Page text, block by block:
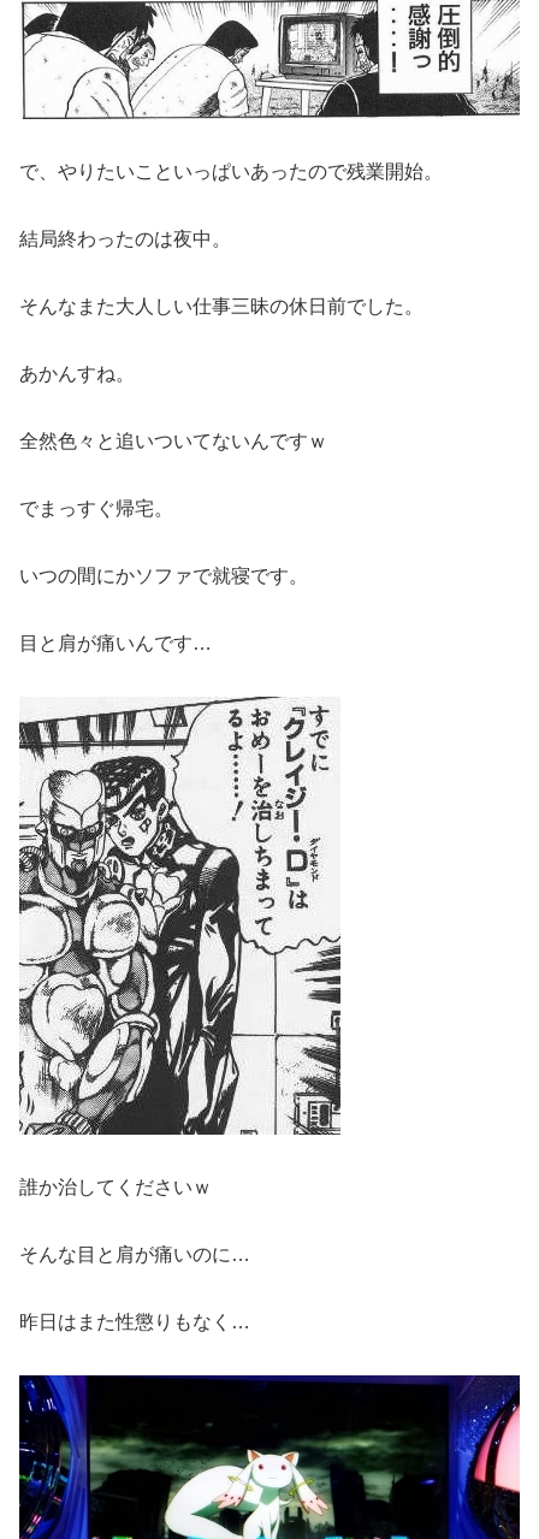
で、やりたいこといっぱいあったので残業開始。
結局終わったのは夜中。
そんなまた大人しい仕事三昧の休日前でした。
あかんすね。
全然色々と追いついてないんですｗ
でまっすぐ帰宅。
いつの間にかソファで就寝です。
目と肩が痛いんです…
誰か治してくださいｗ
そんな目と肩が痛いのに…
昨日はまた性懲りもなく…